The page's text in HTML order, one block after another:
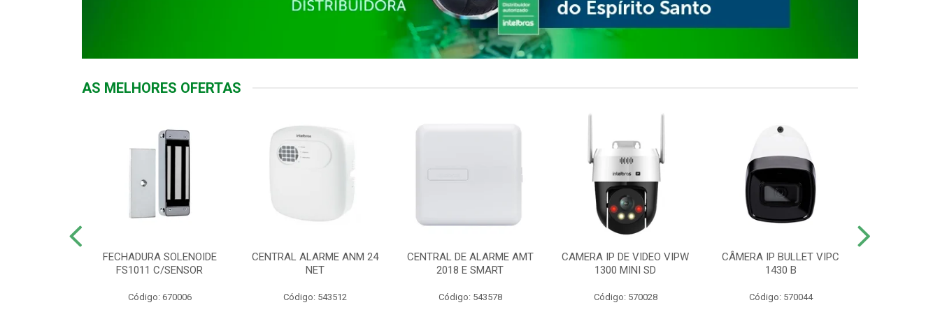
AS MELHORES OFERTAS
FECHADURA SOLENOIDE
FS1011 C/SENSOR
Código: 670006
CENTRAL ALARME ANM 24
NET
Código: 543512
CENTRAL DE ALARME AMT
2018 E SMART
Código: 543578
CAMERA IP DE VIDEO VIPW
1300 MINI SD
Código: 570028
CÂMERA IP BULLET VIPC
1430 B
Código: 570044